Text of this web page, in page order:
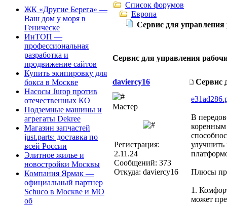
ЖК «Другие Берега» —
Ваш дом у моря в
Геническе
ИнТОП —
профессиональная
разработка и
продвижение сайтов
Купить экипировку для
бокса в Москве
Насосы Jurop против
отечественных КО
Подземные машины и
агрегаты Dekree
Магазин запчастей
just.parts: доставка по
всей России
Элитное жилье и
новостройки Москвы
Компания Ярмак —
официальный партнер
Schuco в Москве и МО
об
Список форумов
Европа
Сервис для
Сервис для управления
daviercy16 Сервис
Мастер
Регистрация:
2.11.24
Сообщений: 373
Откуда: daviercy16
В
коренным
улучшить
Плюсы
1.
может